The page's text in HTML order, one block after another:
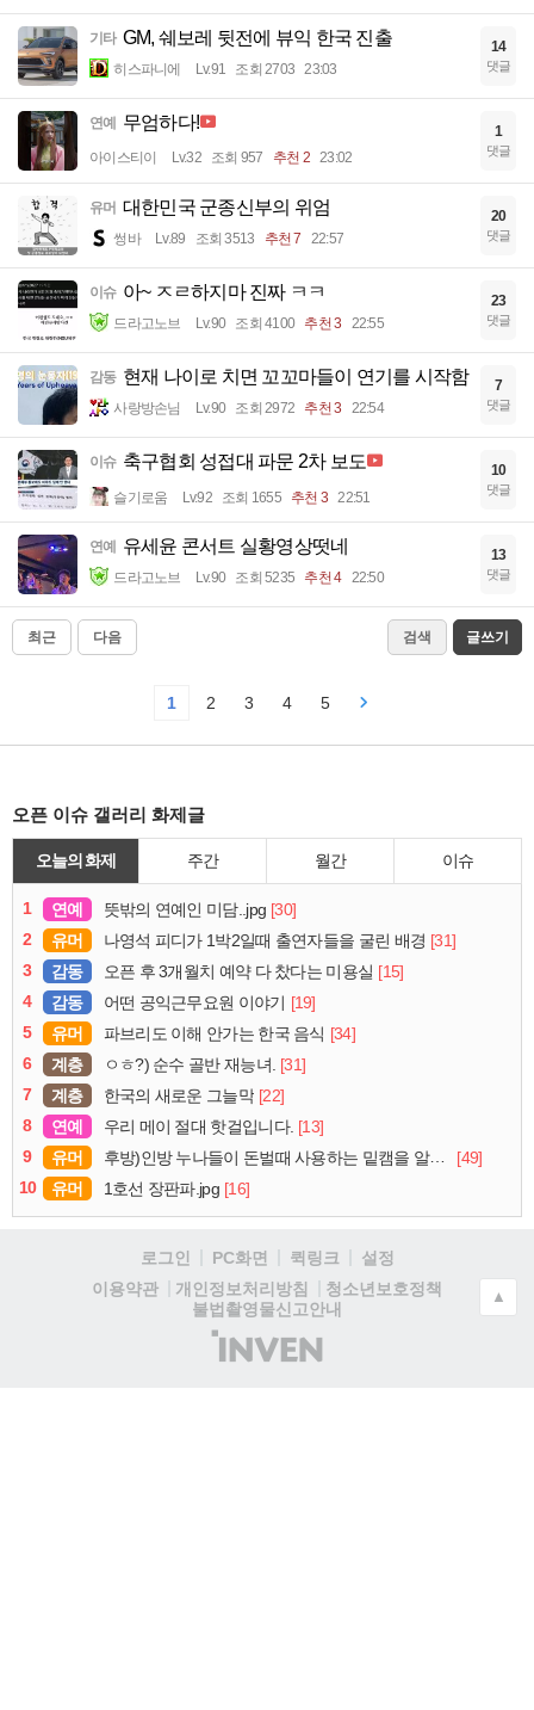
기타 GM, 쉐보레 뒷전에 뷰익 한국 진출
히스파니에 Lv.91 조회 2703 23:03
14
댓글
연예 무엄하다!
아이스티이 Lv.32 조회 957 추천 2 23:02
1
댓글
유머 대한민국 군종신부의 위엄
썽바 Lv.89 조회 3513 추천 7 22:57
20
댓글
이슈 아~ ㅈㄹ하지마 진짜 ㅋㅋ
드라고노브 Lv.90 조회 4100 추천 3 22:55
23
댓글
감동 현재 나이로 치면 꼬꼬마들이 연기를 시작함
사랑방손님 Lv.90 조회 2972 추천 3 22:54
7
댓글
이슈 축구협회 성접대 파문 2차 보도
슬기로움 Lv.92 조회 1655 추천 3 22:51
10
댓글
연예 유세윤 콘서트 실황영상떳네
드라고노브 Lv.90 조회 5235 추천 4 22:50
13
댓글
최근 다음 검색 글쓰기
1 2 3 4 5
오픈 이슈 갤러리 화제글
오늘의 화제 주간 월간 이슈
1 연예 뜻밖의 연예인 미담..jpg [30]
2
유머 나영석 피디가 1박2일때 출연자들을 굴린 배경 [31]
3
감동 오픈 후 3개월치 예약 다 찼다는 미용실 [15]
4
감동 어떤 공익근무요원 이야기 [19]
5
유머 파브리도 이해 안가는 한국 음식 [34]
6
계층 ㅇㅎ?) 순수 골반 재능녀. [31]
7
계층 한국의 새로운 그늘막 [22]
8
연예 우리 메이 절대 핫걸입니다. [13]
9
유머 후방)인방 누나들이 돈벌때 사용하는 밑캠을 알아보자
[49]
10
유머 1호선 장판파.jpg [16]
로그인 PC화면 퀵링크
설정
이용약관
개인정보처리방침
청소년보호정책
불법촬영물신고안내
(주)
인
▲